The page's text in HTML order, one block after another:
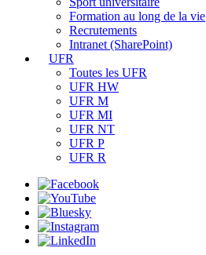
Formation au long de la vie
Recrutements
Intranet (SharePoint)
UFR
Toutes les UFR
UFR HW
UFR M
UFR MI
UFR NT
UFR P
UFR R